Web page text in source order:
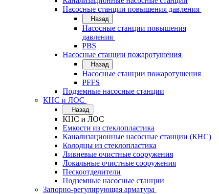
Насосные станции повышения давления
Назад
Насосные станции повышения
давления
PBS
Насосные станции пожаротушения
Назад
Насосные станции пожаротушения
PFFS
Подземные насосные станции
КНС и ЛОС
Назад
КНС и ЛОС
Емкости из стеклопластика
Канализационные насосные станции (КНС)
Колодцы из стеклопластика
Ливневые очистные сооружения
Локальные очистные сооружения
Пескоотделители
Подземные насосные станции
Запорно-регулирующая арматура